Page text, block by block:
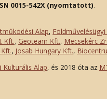
0015-542X (nyomtatott).
Alap,
Kft., Geoteam Kft., Mecsekérc
, Josab Hungary Kft.,
Kulturális Alap, és 2018 óta az